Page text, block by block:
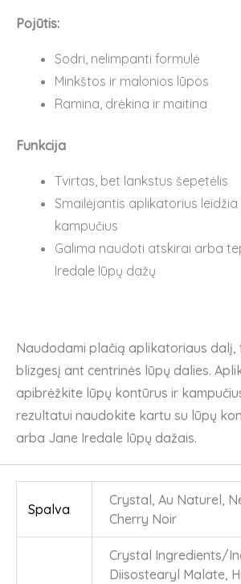
Pojūtis:
Sodri, nelimpanti formulė
Minkštos ir malonios lūpos
Ramina, drėkina ir maitina
Funkcija
Tvirtas, bet lankstus šepetėlis
Smailėjantis aplikatorius
kampučius
Galima naudoti atskirai arba
Iredale lūpų dažų
Naudodami plačią aplikatoriaus
blizgesį ant centrinės lūpų dalies.
apibrėžkite lūpų kontūrus ir
rezultatui naudokite kartu su lūpų
arba Jane Iredale lūpų dažais.
Spalva
Crystal, Au Naturel,
Cherry Noir
Crystal Ingredients/
Diisostearyl Malate,